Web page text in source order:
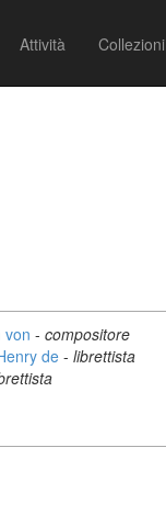
Attività Collezioni
von - compositore
de - librettista